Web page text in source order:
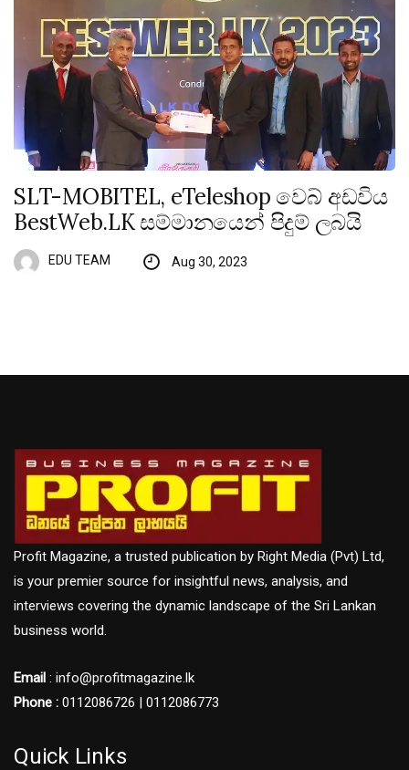
SLT-MOBITEL, eTeleshop වෙබ් අඩවිය
BestWeb.LK සම්මානයෙන් පිදුම් ලබයි
EDU TEAM Aug 30, 2023
Profit Magazine, a trusted publication by Right Media (Pvt) Ltd,
is your premier source for insightful news, analysis, and
interviews covering the dynamic landscape of the Sri Lankan
business world.
Email : info@profitmagazine.lk
Phone : 0112086726 | 0112086773
Quick Links